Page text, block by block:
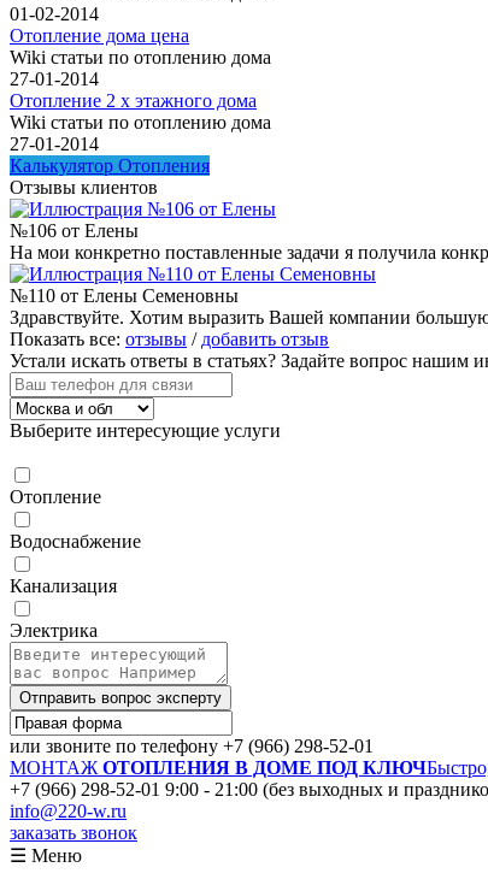
01-02-2014
Отопление дома цена
Wiki статьи по отоплению дома
27-01-2014
Отопление 2 х этажного дома
Wiki статьи по отоплению дома
27-01-2014
Калькулятор Отопления
Отзывы клиентов
№106 от Елены
На мои конкретно поставленные задачи я получила
№110 от Елены Семеновны
Здравствуйте. Хотим выразить Вашей компании
Показать все: отзывы / добавить отзыв
Устали искать ответы в статьях? Задайте вопрос нашим
Выберите интересующие услуги
Отопление
Водоснабжение
Канализация
Электрика
Отправить вопрос эксперту
или звоните по телефону +7 (966) 298-52-01
МОНТАЖ ОТОПЛЕНИЯ В ДОМЕ ПОД КЛЮЧ
+7 (966) 298-52-01 9:00 - 21:00 (без выходных и
info@220-w.ru
заказать звонок
☰ Меню